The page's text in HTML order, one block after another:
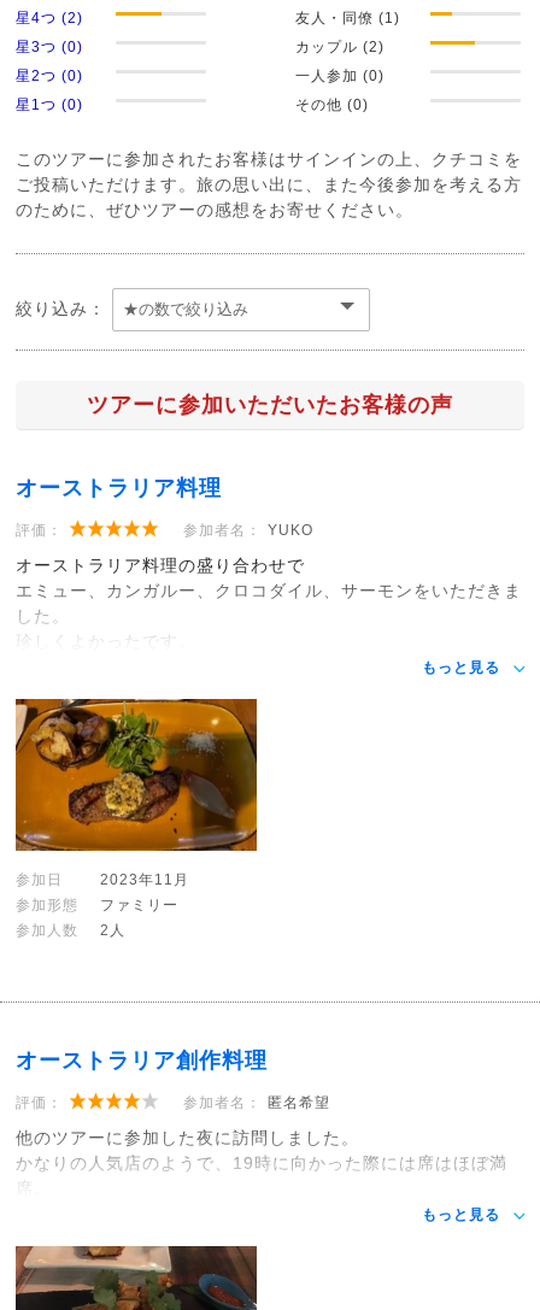
星4つ (2)
星3つ (0)
星2つ (0)
星1つ (0)
友人・同僚 (1)
カップル (2)
一人参加 (0)
その他 (0)
このツアーに参加されたお客様はサインインの上、クチコミを
ご投稿いただけます。旅の思い出に、また今後参加を考える方
のために、ぜひツアーの感想をお寄せください。
絞り込み：
ツアーに参加いただいたお客様の声
オーストラリア料理
評価： 参加者名： YUKO
オーストラリア料理の盛り合わせで
エミュー、カンガルー、クロコダイル、サーモンをいただきま
した。
珍しくよかったです。
もっと見る
参加日
2023年11月
参加形態
ファミリー
参加人数
2人
オーストラリア創作料理
評価： 参加者名： 匿名希望
他のツアーに参加した夜に訪問しました。
かなりの人気店のようで、19時に向かった際には席はほぼ満
席。
もっと見る